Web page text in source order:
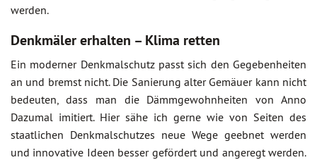
werden.
Denkmäler erhalten – Klima retten
Ein moderner Denkmalschutz passt sich den Gegebenheiten
an und bremst nicht. Die Sanierung alter Gemäuer kann nicht
bedeuten, dass man die Dämmgewohnheiten von Anno
Dazumal imitiert. Hier sähe ich gerne wie von Seiten des
staatlichen Denkmalschutzes neue Wege geebnet werden
und innovative Ideen besser gefördert und angeregt werden.